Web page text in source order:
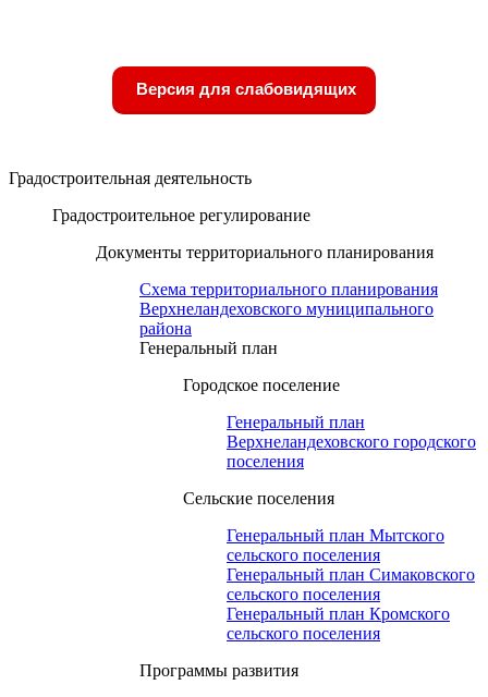
Версия для слабовидящих
Градостроительная деятельность
Градостроительное регулирование
Документы территориального планирования
Схема территориального планирования
Верхнеландеховского муниципального
района
Генеральный план
Городское поселение
Генеральный план
Верхнеландеховского городского
поселения
Сельские поселения
Генеральный план Мытского
сельского поселения
Генеральный план Симаковского
сельского поселения
Генеральный план Кромского
сельского поселения
Программы развития